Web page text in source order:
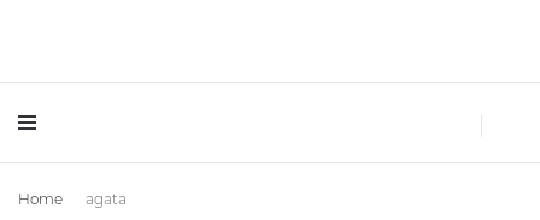
Huellas de Sal
Home agata